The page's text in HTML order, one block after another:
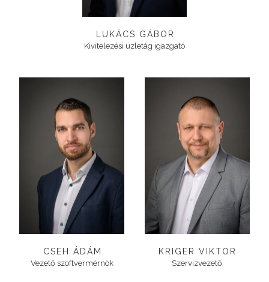
LUKÁCS GÁBOR
Kivitelezési üzletág igazgató
CSEH ÁDÁM
Vezető szoftvermérnök
KRIGER VIKTOR
Szervizvezető